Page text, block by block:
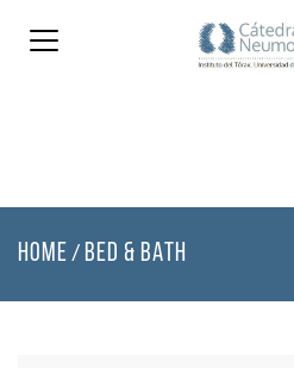
HOME / BED & BATH